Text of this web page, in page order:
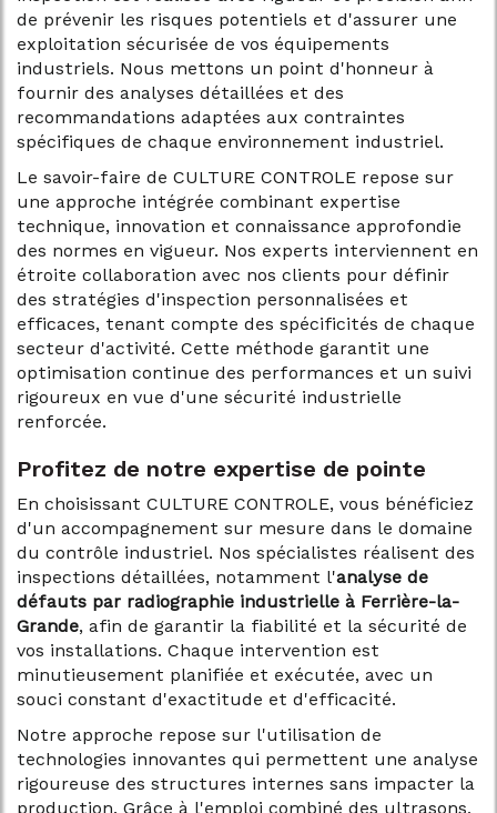
de prévenir les risques potentiels et d'assurer une
exploitation sécurisée de vos équipements
industriels. Nous mettons un point d'honneur à
fournir des analyses détaillées et des
recommandations adaptées aux contraintes
spécifiques de chaque environnement industriel.
Le savoir-faire de CULTURE CONTROLE repose sur
une approche intégrée combinant expertise
technique, innovation et connaissance approfondie
des normes en vigueur. Nos experts interviennent en
étroite collaboration avec nos clients pour définir
des stratégies d'inspection personnalisées et
efficaces, tenant compte des spécificités de chaque
secteur d'activité. Cette méthode garantit une
optimisation continue des performances et un suivi
rigoureux en vue d'une sécurité industrielle
renforcée.
Profitez de notre expertise de pointe
En choisissant CULTURE CONTROLE, vous bénéficiez
d'un accompagnement sur mesure dans le domaine
du contrôle industriel. Nos spécialistes réalisent des
inspections détaillées, notamment l'analyse de
défauts par radiographie industrielle à Ferrière-la-
Grande, afin de garantir la fiabilité et la sécurité de
vos installations. Chaque intervention est
minutieusement planifiée et exécutée, avec un
souci constant d'exactitude et d'efficacité.
Notre approche repose sur l'utilisation de
technologies innovantes qui permettent une analyse
rigoureuse des structures internes sans impacter la
production. Grâce à l'emploi combiné des ultrasons,